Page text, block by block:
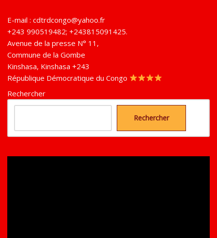
E-mail : cdtrdcongo@yahoo.fr
+243 990519482; +243815091425.
Avenue de la presse N° 11,
Commune de la Gombe
Kinshasa, Kinshasa +243
République Démocratique du Congo
Rechercher
Rechercher